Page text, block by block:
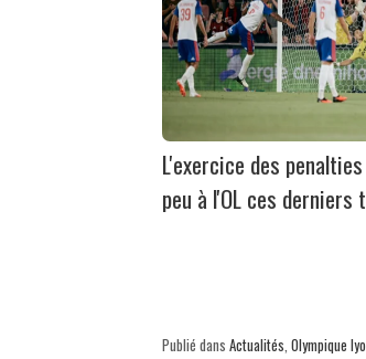
L'exercice des
peu à l'OL ces derniers
Publié dans Actualités Olympique